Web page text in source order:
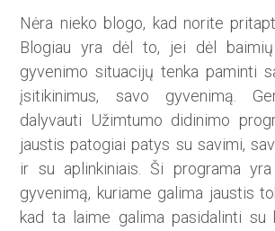
Nėra nieko blogo, kad norite
Blogiau yra dėl to, jei dėl
gyvenimo situacijų tenka paminti
įsitikinimus, savo gyvenimą.
dalyvauti Užimtumo didinimo
jaustis patogiai patys su savimi,
ir su aplinkiniais. Ši programa
gyvenimą, kuriame galima jaustis
kad ta laime galima pasidalinti su